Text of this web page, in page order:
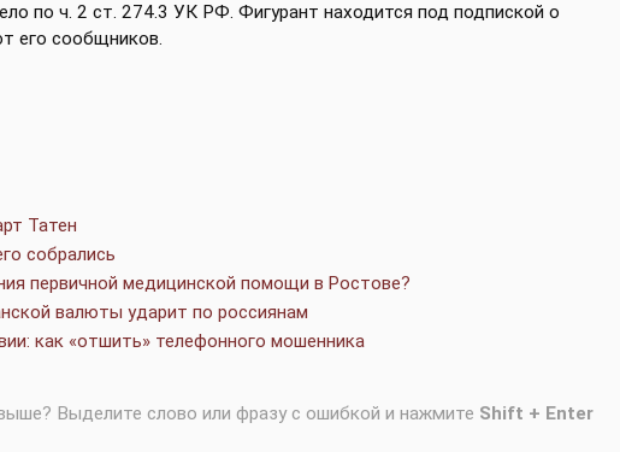
по ч. 2 ст. 274.3 УК РФ. Фигурант находится под подпиской о
его сообщников.
Татен
собрались
первичной медицинской помощи в Ростове?
валюты ударит по россиянам
как «отшить» телефонного мошенника
Выделите слово или фразу с ошибкой и нажмите Shift + Enter